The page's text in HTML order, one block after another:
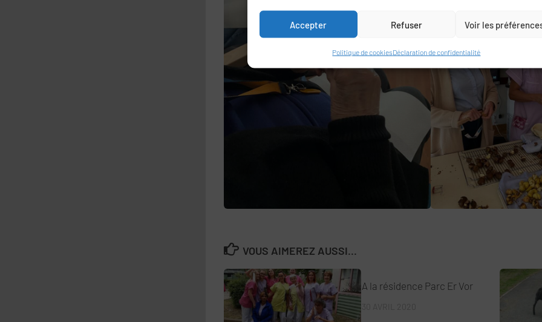
Accepter Refuser Voir les
Politique de cookiesDéclaration de confidentialité
VOUS AIMEREZ AUSSI...
A la résidence Parc Er Vor